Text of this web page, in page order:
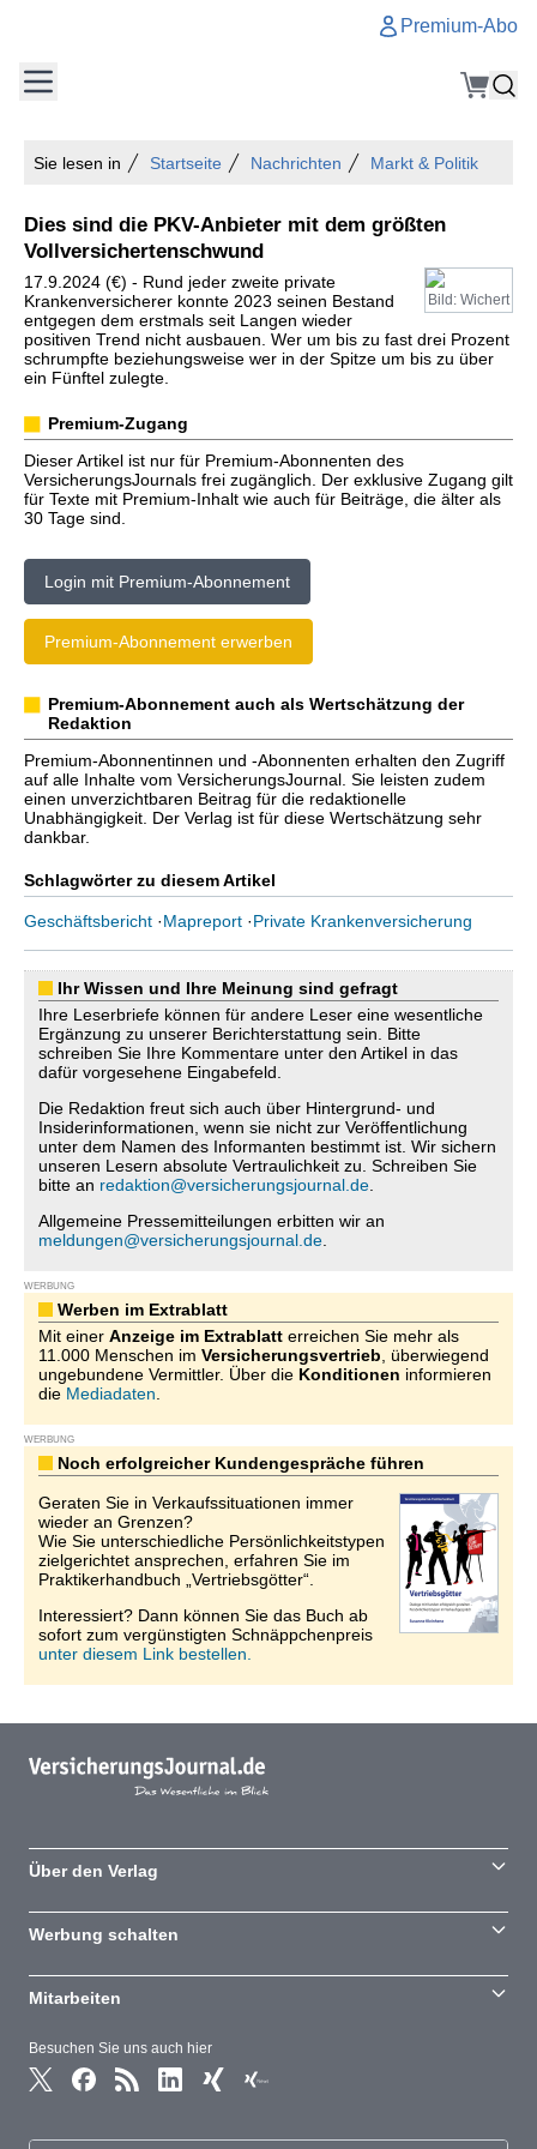
Premium-Abo
Sie lesen in Startseite Nachrichten Markt & Politik
Dies sind die PKV-Anbieter mit dem größten
Vollversichertenschwund
Bild: Wichert
17.9.2024 (€) - Rund jeder zweite private
Krankenversicherer konnte 2023 seinen Bestand
entgegen dem erstmals seit Langen wieder
positiven Trend nicht ausbauen. Wer um bis zu fast drei Prozent
schrumpfte beziehungsweise wer in der Spitze um bis zu über
ein Fünftel zulegte.
Premium-Zugang
Dieser Artikel ist nur für Premium-Abonnenten des
VersicherungsJournals frei zugänglich. Der exklusive Zugang gilt
für Texte mit Premium-Inhalt wie auch für Beiträge, die älter als
30 Tage sind.
Login mit Premium-Abonnement
Premium-Abonnement erwerben
Premium-Abonnement auch als Wertschätzung der
Redaktion
Premium-Abonnentinnen und -Abonnenten erhalten den Zugriff
auf alle Inhalte vom VersicherungsJournal. Sie leisten zudem
einen unverzichtbaren Beitrag für die redaktionelle
Unabhängigkeit. Der Verlag ist für diese Wertschätzung sehr
dankbar.
Schlagwörter zu diesem Artikel
Geschäftsbericht ·Mapreport ·Private Krankenversicherung
Ihr Wissen und Ihre Meinung sind gefragt
Ihre Leserbriefe können für andere Leser eine wesentliche
Ergänzung zu unserer Berichterstattung sein. Bitte
schreiben Sie Ihre Kommentare unter den Artikel in das
dafür vorgesehene Eingabefeld.
Die Redaktion freut sich auch über Hintergrund- und
Insiderinformationen, wenn sie nicht zur Veröffentlichung
unter dem Namen des Informanten bestimmt ist. Wir sichern
unseren Lesern absolute Vertraulichkeit zu. Schreiben Sie
bitte an redaktion@versicherungsjournal.de
Allgemeine Pressemitteilungen erbitten wir an
meldungen@versicherungsjournal.de
WERBUNG
Werben im Extrablatt
Mit einer Anzeige im Extrablatt erreichen Sie mehr als
11.000 Menschen im Versicherungsvertrieb , überwiegend
ungebundene Vermittler. Über die Konditionen informieren
die Mediadaten
WERBUNG
Noch erfolgreicher Kundengespräche führen
Geraten Sie in Verkaufssituationen immer
wieder an Grenzen?
Wie Sie unterschiedliche Persönlichkeitstypen
zielgerichtet ansprechen, erfahren Sie im
Praktikerhandbuch „Vertriebsgötter“.
Interessiert? Dann können Sie das Buch ab
sofort zum vergünstigten Schnäppchenpreis
unter diesem Link bestellen.
Besuchen Sie uns auch hier
Über den Verlag
Werbung schalten
Mitarbeiten